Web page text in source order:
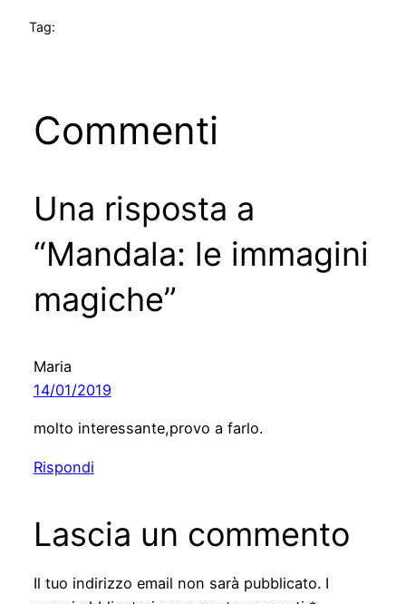
Tag:
Commenti
Una risposta a
“Mandala: le immagini
magiche”
Maria
14/01/2019
molto interessante,provo a farlo.
Rispondi
Lascia un commento
Il tuo indirizzo email non sarà pubblicato. I